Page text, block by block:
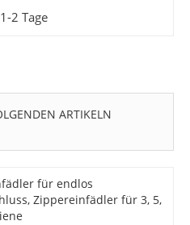
1-2 Tage
ARTIKELN
für endlos
Zippereinfädler für 3, 5,